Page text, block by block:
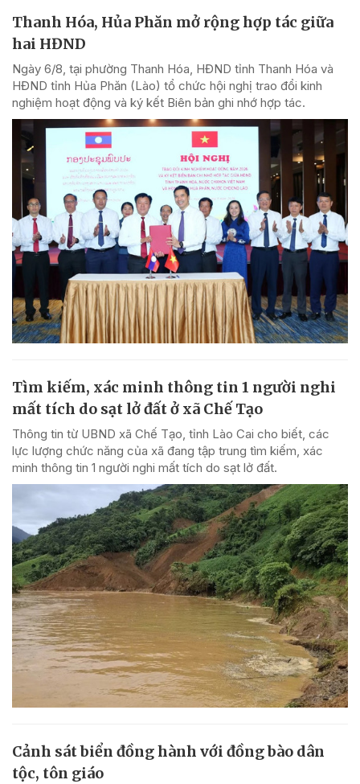
Thanh Hóa, Hủa Phăn mở rộng hợp tác giữa
hai HĐND
Ngày 6/8, tại phường Thanh Hóa, HĐND tỉnh Thanh Hóa và
HĐND tỉnh Hủa Phăn (Lào) tổ chức hội nghị trao đổi kinh
nghiệm hoạt động và ký kết Biên bản ghi nhớ hợp tác.
Tìm kiếm, xác minh thông tin 1 người nghi
mất tích do sạt lở đất ở xã Chế Tạo
Thông tin từ UBND xã Chế Tạo, tỉnh Lào Cai cho biết, các
lực lượng chức năng của xã đang tập trung tìm kiếm, xác
minh thông tin 1 người nghi mất tích do sạt lở đất.
Cảnh sát biển đồng hành với đồng bào dân
tộc, tôn giáo